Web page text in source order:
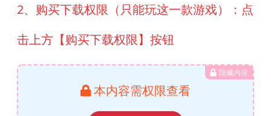
2、购买下载权限（只能玩这一款游戏）：点
击上方【购买下载权限】按钮
隐藏内容
本内容需权限查看